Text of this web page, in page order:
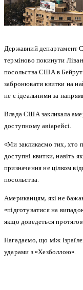
Державний департамент
терміново покинути
посольства США в
забронювати квитки на
не є ідеальними за
Влада США закликала
доступному авіарейсі.
«Ми закликаємо тих, хто
доступні квитки, навіть
призначення не цілком
посольства.
Американцям, які не
«підготуватися на
якщо доведеться
Нагадаємо, що між
ударами з «Хезболлою».